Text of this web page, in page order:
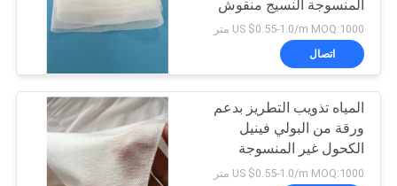
فيلم البلاستيك القابلة
للتحلل
15
المنسوجة النسيج منقوش
نمط للتطريز
US $0.55-1.0/m MOQ:1000 متر
اتصال
المياه تذويب التطريز بدعم
ورقة من البولي فينيل
الكحول غير المنسوجة
النسيج
US $0.55-1.0/m MOQ:1000 متر